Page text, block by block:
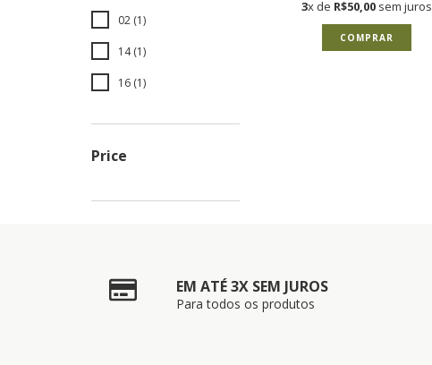
02 (1)
14 (1)
16 (1)
Price
3x de R$50,00sem juros
COMPRAR
EM ATÉ 3X SEM JUROS
Para todos os produtos